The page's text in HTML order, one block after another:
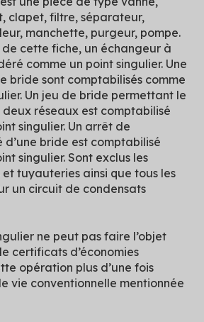
clapet, filtre, séparateur,
manchette, purgeur, pompe.
de cette fiche, un échangeur à
comme un point singulier. Une
bride sont comptabilisés comme
Un jeu de bride permettant le
réseaux est comptabilisé
singulier. Un arrêt de
bride est comptabilisé
singulier. Sont exclus les
tuyauteries ainsi que tous les
un circuit de condensats
ne peut pas faire l’objet
certificats d’économies
opération plus d’une fois
vie conventionnelle mentionnée